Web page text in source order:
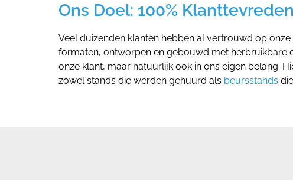
Ons Doel: 100%
Veel duizenden klanten hebben al vertrouwd op
formaten, ontworpen en gebouwd met herbruikbare
onze klant, maar natuurlijk ook in ons eigen belang.
zowel stands die werden gehuurd als beursstands